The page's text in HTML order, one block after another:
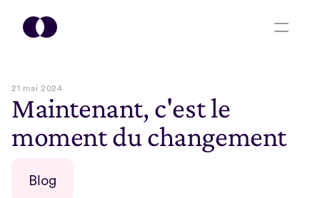
21 mai 2024
Maintenant, c'est le
moment du changement
Blog